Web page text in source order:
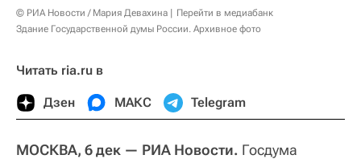
© РИА Новости / Мария Девахина
Перейти в медиабанк
Здание Государственной думы России. Архивное фото
Читать ria.ru в
Дзен МАКС Telegram
МОСКВА, 6 дек — РИА Новости. Госдума